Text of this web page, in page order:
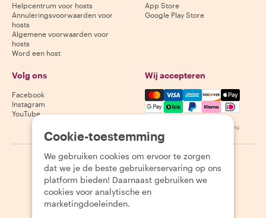
Helpcentrum voor hosts
Annuleringsvoorwaarden voor
hosts
Algemene voorwaarden voor
hosts
Word een host
App Store
Google Play Store
Volg ons
Facebook
Instagram
YouTube
Wij accepteren
Mastercard, Visa, Amex,
Beschikbaarheid varieert per bestemming
2026 Withlocals.com Privacybeleid Cookies
Cookie-toestemming
We gebruiken cookies om ervoor te zorgen
dat we je de beste gebruikerservaring op ons
platform bieden! Daarnaast gebruiken we
cookies voor analytische en
marketingdoeleinden.